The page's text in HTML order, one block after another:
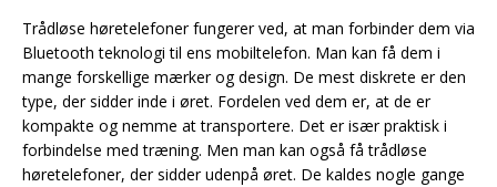
Trådløse høretelefoner fungerer ved, at man forbinder dem via
Bluetooth teknologi til ens mobiltelefon. Man kan få dem i
mange forskellige mærker og design. De mest diskrete er den
type, der sidder inde i øret. Fordelen ved dem er, at de er
kompakte og nemme at transportere. Det er især praktisk i
forbindelse med træning. Men man kan også få trådløse
høretelefoner, der sidder udenpå øret. De kaldes nogle gange